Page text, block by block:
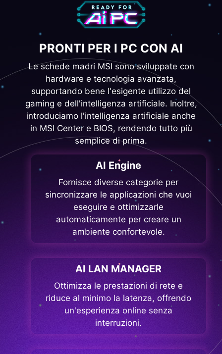
PRONTI PER I PC CON AI
Le schede madri MSI sono sviluppate con
hardware e tecnologia avanzata,
supportando bene l'esigente utilizzo del
gaming e dell'intelligenza artificiale. Inoltre,
introduciamo l'intelligenza artificiale anche
in MSI Center e BIOS, rendendo tutto più
semplice di prima.
AI Engine
Fornisce diverse categorie per
sincronizzare le applicazioni che vuoi
eseguire e ottimizzarle
automaticamente per creare un
ambiente confortevole.
AI LAN MANAGER
Ottimizza le prestazioni di rete e
riduce al minimo la latenza, offrendo
un'esperienza online senza
interruzioni.